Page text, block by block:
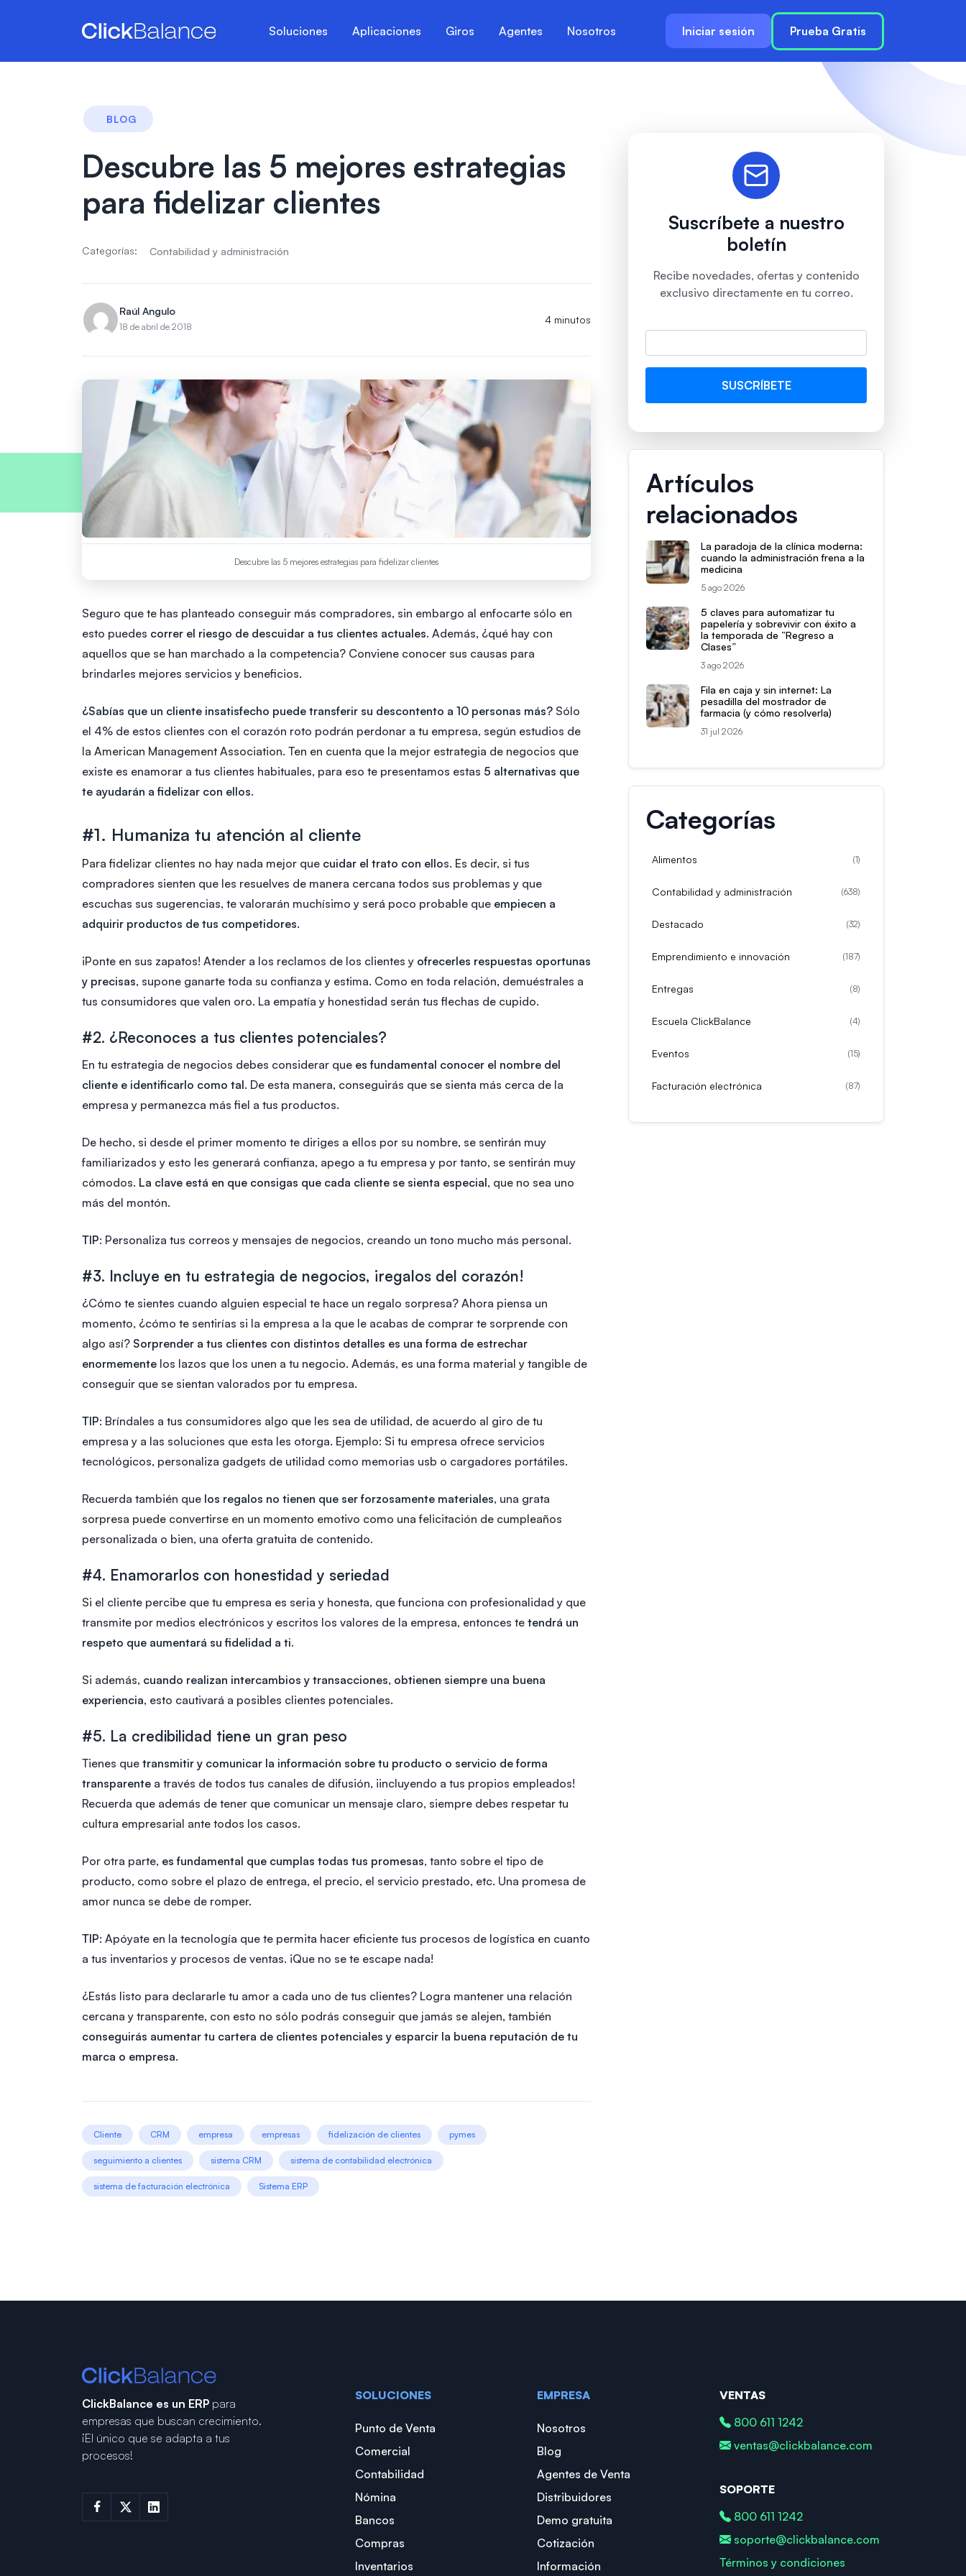
Soluciones Aplicaciones Giros Agentes Nosotros Iniciar sesión Prueba Gratis
BLOG
Descubre las 5 mejores estrategias
para fidelizar clientes
Categorías: Contabilidad y administración
Raúl Angulo
18 de abril de 2018
4 minutos
Descubre las 5 mejores estrategias para fidelizar clientes
Seguro que te has planteado conseguir más compradores, sin embargo al enfocarte sólo en
esto puedes correr el riesgo de descuidar a tus clientes actuales. Además, ¿qué hay con
aquellos que se han marchado a la competencia? Conviene conocer sus causas para
brindarles mejores servicios y beneficios.
¿Sabías que un cliente insatisfecho puede transferir su descontento a 10 personas más? Sólo
el 4% de estos clientes con el corazón roto podrán perdonar a tu empresa, según estudios de
la American Management Association. Ten en cuenta que la mejor estrategia de negocios que
existe es enamorar a tus clientes habituales, para eso te presentamos estas 5 alternativas que
te ayudarán a fidelizar con ellos.
#1. Humaniza tu atención al cliente
Para fidelizar clientes no hay nada mejor que cuidar el trato con ellos. Es decir, si tus
compradores sienten que les resuelves de manera cercana todos sus problemas y que
escuchas sus sugerencias, te valorarán muchísimo y será poco probable que empiecen a
adquirir productos de tus competidores.
¡Ponte en sus zapatos! Atender a los reclamos de los clientes y ofrecerles respuestas oportunas
y precisas, supone ganarte toda su confianza y estima. Como en toda relación, demuéstrales a
tus consumidores que valen oro. La empatía y honestidad serán tus flechas de cupido.
#2. ¿Reconoces a tus clientes potenciales?
En tu estrategia de negocios debes considerar que es fundamental conocer el nombre del
cliente e identificarlo como tal. De esta manera, conseguirás que se sienta más cerca de la
empresa y permanezca más fiel a tus productos.
De hecho, si desde el primer momento te diriges a ellos por su nombre, se sentirán muy
familiarizados y esto les generará confianza, apego a tu empresa y por tanto, se sentirán muy
cómodos. La clave está en que consigas que cada cliente se sienta especial, que no sea uno
más del montón.
TIP: Personaliza tus correos y mensajes de negocios, creando un tono mucho más personal.
#3. Incluye en tu estrategia de negocios, ¡regalos del corazón!
¿Cómo te sientes cuando alguien especial te hace un regalo sorpresa? Ahora piensa un
momento, ¿cómo te sentirías si la empresa a la que le acabas de comprar te sorprende con
algo así? Sorprender a tus clientes con distintos detalles es una forma de estrechar
enormemente los lazos que los unen a tu negocio. Además, es una forma material y tangible de
conseguir que se sientan valorados por tu empresa.
TIP: Bríndales a tus consumidores algo que les sea de utilidad, de acuerdo al giro de tu
empresa y a las soluciones que esta les otorga. Ejemplo: Si tu empresa ofrece servicios
tecnológicos, personaliza gadgets de utilidad como memorias usb o cargadores portátiles.
Recuerda también que los regalos no tienen que ser forzosamente materiales, una grata
sorpresa puede convertirse en un momento emotivo como una felicitación de cumpleaños
personalizada o bien, una oferta gratuita de contenido.
#4. Enamorarlos con honestidad y seriedad
Si el cliente percibe que tu empresa es seria y honesta, que funciona con profesionalidad y que
transmite por medios electrónicos y escritos los valores de la empresa, entonces te tendrá un
respeto que aumentará su fidelidad a ti.
Si además, cuando realizan intercambios y transacciones, obtienen siempre una buena
experiencia, esto cautivará a posibles clientes potenciales.
#5. La credibilidad tiene un gran peso
Tienes que transmitir y comunicar la información sobre tu producto o servicio de forma
transparente a través de todos tus canales de difusión, ¡incluyendo a tus propios empleados!
Recuerda que además de tener que comunicar un mensaje claro, siempre debes respetar tu
cultura empresarial ante todos los casos.
Por otra parte, es fundamental que cumplas todas tus promesas, tanto sobre el tipo de
producto, como sobre el plazo de entrega, el precio, el servicio prestado, etc. Una promesa de
amor nunca se debe de romper.
TIP: Apóyate en la tecnología que te permita hacer eficiente tus procesos de logística en cuanto
a tus inventarios y procesos de ventas. ¡Que no se te escape nada!
¿Estás listo para declararle tu amor a cada uno de tus clientes? Logra mantener una relación
cercana y transparente, con esto no sólo podrás conseguir que jamás se alejen, también
conseguirás aumentar tu cartera de clientes potenciales y esparcir la buena reputación de tu
marca o empresa.
Cliente CRM empresa empresas fidelización de clientes pymes
seguimiento a clientes sistema CRM sistema de contabilidad electrónica
sistema de facturación electrónica Sistema ERP
Suscríbete a nuestro
boletín
Recibe novedades, ofertas y contenido
exclusivo directamente en tu correo.
Artículos
relacionados
La paradoja de la clínica moderna:
cuando la administración frena a la
medicina
5 ago 2026
5 claves para automatizar tu
papelería y sobrevivir con éxito a
la temporada de “Regreso a
Clases”
3 ago 2026
Fila en caja y sin internet: La
pesadilla del mostrador de
farmacia (y cómo resolverla)
31 jul 2026
Categorías
Alimentos (1)
Contabilidad y administración (638)
Destacado (32)
Emprendimiento e innovación (187)
Entregas (8)
Escuela ClickBalance (4)
Eventos (15)
Facturación electrónica (87)
ClickBalance es un ERP para
empresas que buscan crecimiento.
¡El único que se adapta a tus
procesos!
SOLUCIONES
Punto de Venta
Comercial
Contabilidad
Nómina
Bancos
Compras
Inventarios
EMPRESA
Nosotros
Blog
Agentes de Venta
Distribuidores
Demo gratuita
Cotización
Información
VENTAS
800 611 1242
ventas@clickbalance.com
SOPORTE
800 611 1242
soporte@clickbalance.com
Términos y condiciones